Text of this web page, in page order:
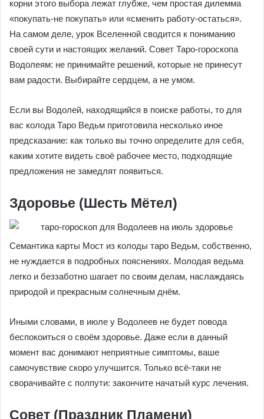
корни этого выбора лежат глубже, чем простая дилемма
«покупать-не покупать» или «сменить работу-остаться».
На самом деле, урок Вселенной сводится к пониманию
своей сути и настоящих желаний. Совет Таро-гороскопа
Водолеям: не принимайте решений, которые не принесут
вам радости. Выбирайте сердцем, а не умом.
Если вы Водолей, находящийся в поиске работы, то для
вас колода Таро Ведьм приготовила несколько иное
предсказание: как только вы точно определите для себя,
каким хотите видеть своё рабочее место, подходящие
предложения не замедлят появиться.
Здоровье (Шесть Мётел)
Семантика карты Мост из колоды таро Ведьм, собственно,
не нуждается в подробных пояснениях. Молодая ведьма
легко и беззаботно шагает по своим делам, наслаждаясь
природой и прекрасным солнечным днём.
Иными словами, в июле у Водолеев не будет повода
беспокоиться о своём здоровье. Даже если в данный
момент вас донимают неприятные симптомы, ваше
самочувствие скоро улучшится. Только всё-таки не
сворачивайте с полпути: закончите начатый курс лечения.
Совет (Праздник Пламени)